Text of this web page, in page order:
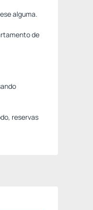
alguma.
de
reservas